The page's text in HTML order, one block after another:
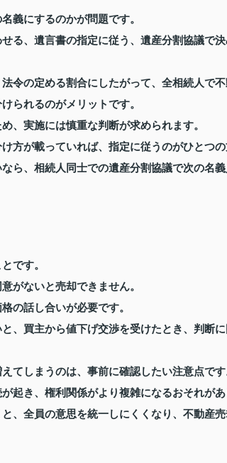
義にするのかが問題です。
る、遺言書の指定に従う、遺産分割協議で
令の定める割合にしたがって、全相続人で不
られるのがメリットです。
、実施には慎重な判断が求められます。
方が載っていれば、指定に従うのがひとつの
ら、相続人同士での遺産分割協議で次の名義
です。
がないと売却できません。
の話し合いが必要です。
、買主から値下げ交渉を受けたとき、判断
てしまうのは、事前に確認したい注意点です
起き、権利関係がより複雑になるおそれがあ
、全員の意思を統一しにくくなり、不動産